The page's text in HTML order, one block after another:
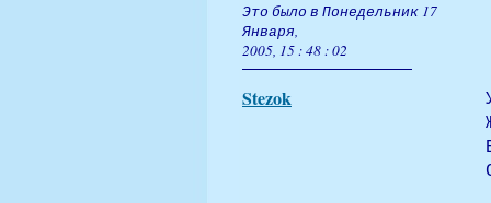
Это было в Понедельник 17
Января,
2005, 15 : 48 : 02
Stezok